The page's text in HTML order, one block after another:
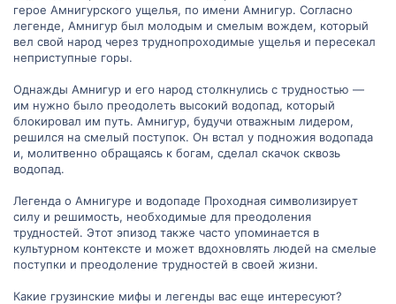
герое Амнигурского ущелья, по имени Амнигур. Согласно
легенде, Амнигур был молодым и смелым вождем, который
вел свой народ через труднопроходимые ущелья и пересекал
неприступные горы.
Однажды Амнигур и его народ столкнулись с трудностью —
им нужно было преодолеть высокий водопад, который
блокировал им путь. Амнигур, будучи отважным лидером,
решился на смелый поступок. Он встал у подножия водопада
и, молитвенно обращаясь к богам, сделал скачок сквозь
водопад.
Легенда о Амнигуре и водопаде Проходная символизирует
силу и решимость, необходимые для преодоления
трудностей. Этот эпизод также часто упоминается в
культурном контексте и может вдохновлять людей на смелые
поступки и преодоление трудностей в своей жизни.
Какие грузинские мифы и легенды вас еще интересуют?